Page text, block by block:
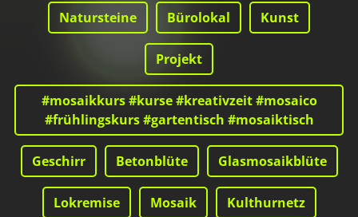
Natursteine Bürolokal Kunst
Projekt
#mosaikkurs #kurse #kreativzeit #mosaico
#frühlingskurs #gartentisch #mosaiktisch
Geschirr Betonblüte Glasmosaikblüte
Lokremise Mosaik Kulthurnetz